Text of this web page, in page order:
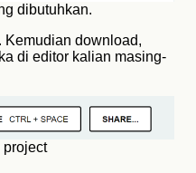
dibutuhkan.
Kemudian download,
di editor kalian masing-
project